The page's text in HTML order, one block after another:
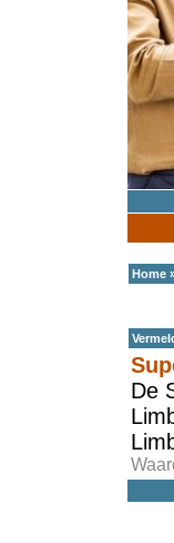
Home
De